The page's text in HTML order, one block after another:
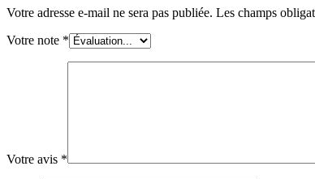
Votre adresse e-mail ne sera pas publiée. Les champs
Votre note *
Votre avis *